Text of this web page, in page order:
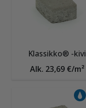
Klassikko® -kivi
Alk. 23,69 €/m²